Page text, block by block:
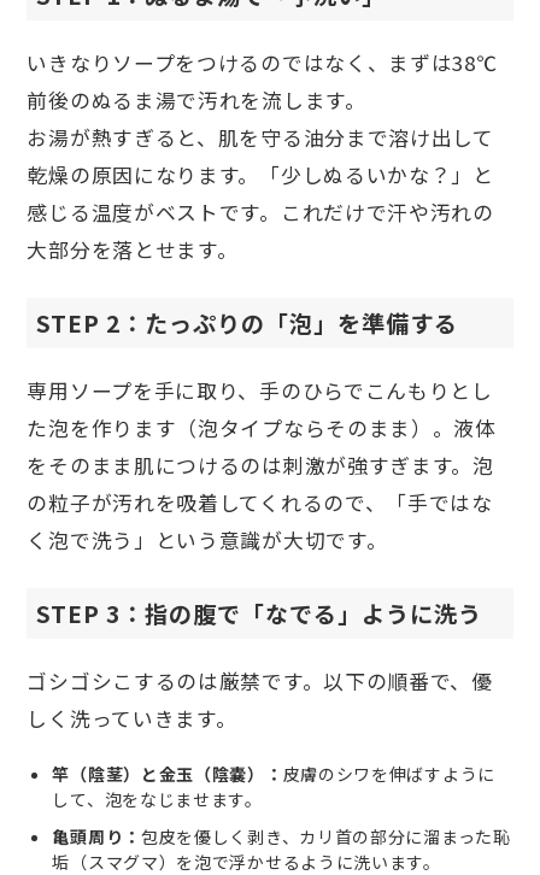
いきなりソープをつけるのではなく、まずは38℃
前後のぬるま湯で汚れを流します。
お湯が熱すぎると、肌を守る油分まで溶け出して
乾燥の原因になります。「少しぬるいかな？」と
感じる温度がベストです。これだけで汗や汚れの
大部分を落とせます。
STEP 2：たっぷりの「泡」を準備する
専用ソープを手に取り、手のひらでこんもりとし
た泡を作ります（泡タイプならそのまま）。液体
をそのまま肌につけるのは刺激が強すぎます。泡
の粒子が汚れを吸着してくれるので、「手ではな
く泡で洗う」という意識が大切です。
STEP 3：指の腹で「なでる」ように洗う
ゴシゴシこするのは厳禁です。以下の順番で、優
しく洗っていきます。
竿（陰茎）と金玉（陰嚢）： 皮膚のシワを伸ばすように
して、泡をなじませます。
亀頭周り： 包皮を優しく剥き、カリ首の部分に溜まった恥
垢（スマグマ）を泡で浮かせるように洗います。